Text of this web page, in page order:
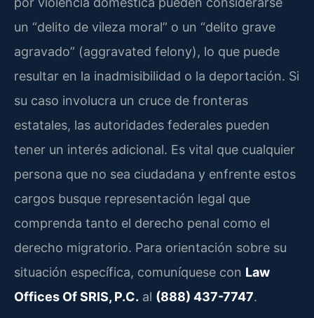
un “delito de vileza moral” o un “delito grave
agravado” (aggravated felony), lo que puede
resultar en la inadmisibilidad o la deportación. Si
su caso involucra un cruce de fronteras
estatales, las autoridades federales pueden
tener un interés adicional. Es vital que cualquier
persona que no sea ciudadana y enfrente estos
cargos busque representación legal que
comprenda tanto el derecho penal como el
derecho migratorio. Para orientación sobre su
situación específica, comuníquese con Law
Offices Of SRIS, P.C. al (888) 437-7747.